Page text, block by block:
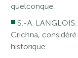
quelconque.
S.-A.
Crichna,
historique.